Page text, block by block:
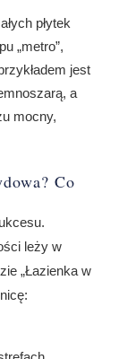
płytek
„metro”,
jest
a
mocny,
Co
leży w
„Łazienka w